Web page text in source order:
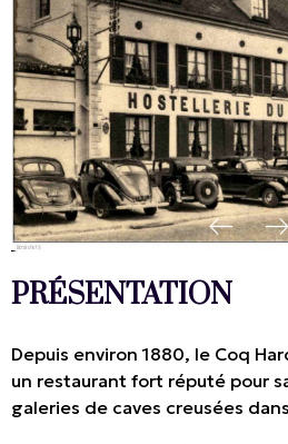
PRÉSENTATION
Depuis environ 1880, le Coq
un restaurant fort réputé pour
galeries de caves creusées